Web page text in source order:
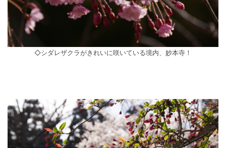
◇シダレザクラがきれいに咲いている境内、妙本寺！